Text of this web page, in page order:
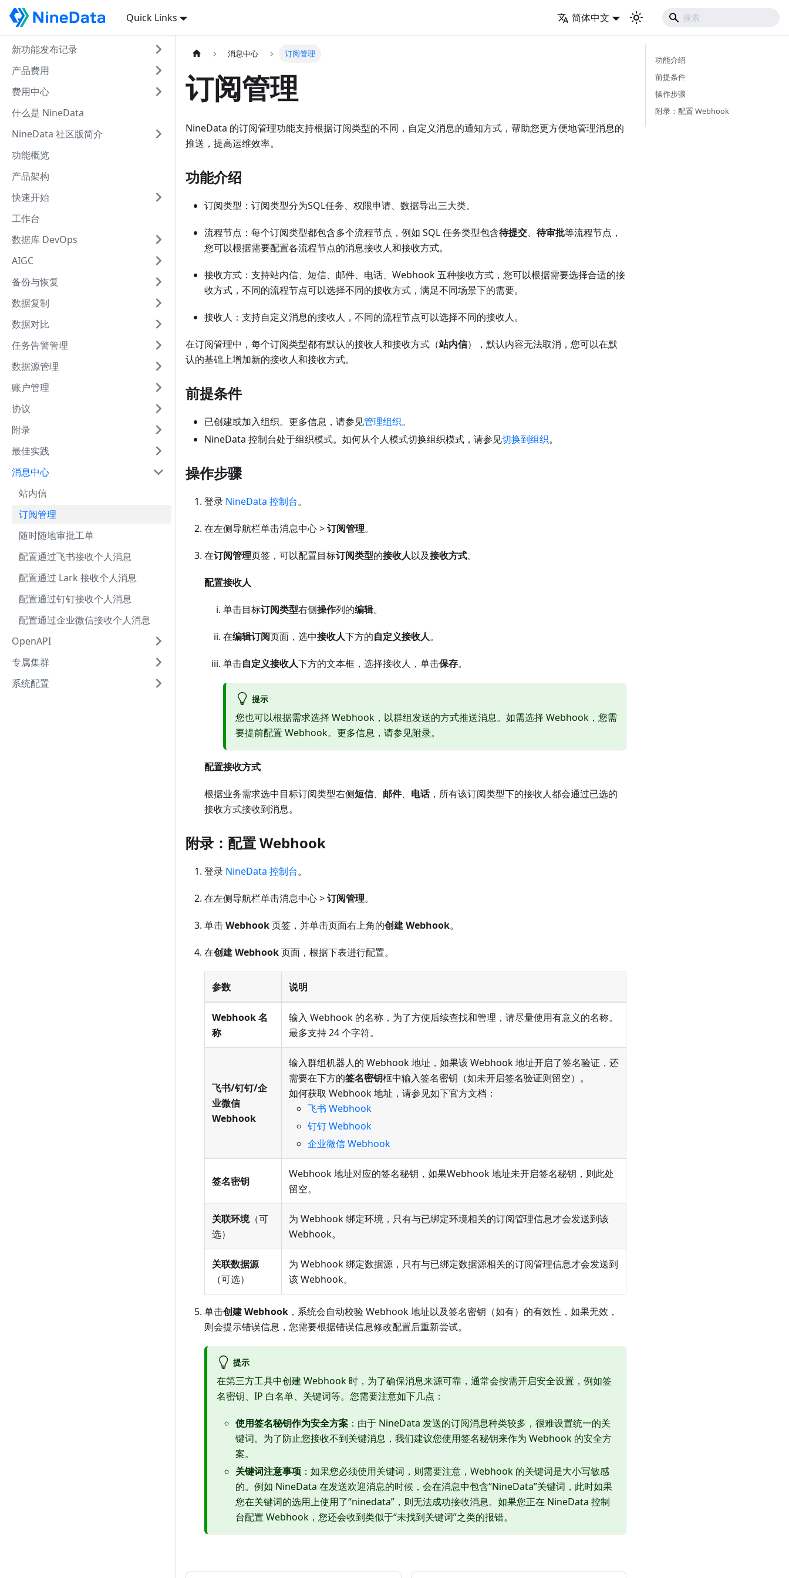
Quick Links 简体中文
新功能发布记录
产品费用
费用中心
什么是 NineData
NineData 社区版简介
功能概览
产品架构
快速开始
工作台
数据库 DevOps
AIGC
备份与恢复
数据复制
数据对比
任务告警管理
数据源管理
账户管理
协议
附录
最佳实践
消息中心
站内信
订阅管理
随时随地审批工单
配置通过飞书接收个人消息
配置通过 Lark 接收个人消息
配置通过钉钉接收个人消息
配置通过企业微信接收个人消息
OpenAPI
专属集群
系统配置
消息中心 订阅管理
订阅管理
NineData 的订阅管理功能支持根据订阅类型的不同，自定义消息的通知方式，帮助您更方便地管理消息的
推送，提高运维效率。
功能介绍
订阅类型：订阅类型分为SQL任务、权限申请、数据导出三大类。
流程节点：每个订阅类型都包含多个流程节点，例如 SQL 任务类型包含待提交、 待审批等流程节点，
您可以根据需要配置各流程节点的消息接收人和接收方式。
接收方式：支持站内信、短信、邮件、电话、Webhook 五种接收方式，您可以根据需要选择合适的接
收方式，不同的流程节点可以选择不同的接收方式，满足不同场景下的需要。
接收人：支持自定义消息的接收人，不同的流程节点可以选择不同的接收人。
在订阅管理中，每个订阅类型都有默认的接收人和接收方式（站内信），默认内容无法取消，您可以在默
认的基础上增加新的接收人和接收方式。
前提条件
已创建或加入组织。更多信息，请参见管理组织。
NineData 控制台处于组织模式。如何从个人模式切换组织模式，请参见切换到组织。
操作步骤
登录 NineData 控制台。
在左侧导航栏单击消息中心 >订阅管理。
在订阅管理页签，可以配置目标订阅类型的接收人以及接收方式。
配置接收人
单击目标订阅类型右侧操作列的编辑。
在编辑订阅页面，选中接收人下方的自定义接收人。
单击自定义接收人下方的文本框，选择接收人，单击保存。
提示
您也可以根据需求选择 Webhook，以群组发送的方式推送消息。如需选择 Webhook，您需
要提前配置 Webhook。更多信息，请参见附录。
配置接收方式
根据业务需求选中目标订阅类型右侧短信、 邮件、 电话，所有该订阅类型下的接收人都会通过已选的
接收方式接收到消息。
附录：配置 Webhook
登录 NineData 控制台。
在左侧导航栏单击消息中心 >订阅管理。
单击Webhook页签，并单击页面右上角的创建 Webhook。
在创建 Webhook页面，根据下表进行配置。
参数 说明
Webhook 名
称
输入 Webhook 的名称，为了方便后续查找和管理，请尽量使用有意义的名称。
最多支持 24 个字符。
飞书/钉钉/企
业微信
Webhook
输入群组机器人的 Webhook 地址，如果该 Webhook 地址开启了签名验证，还
需要在下方的签名密钥框中输入签名密钥（如未开启签名验证则留空）。
如何获取 Webhook 地址，请参见如下官方文档：
飞书 Webhook
钉钉 Webhook
企业微信 Webhook
签名密钥
Webhook 地址对应的签名秘钥，如果Webhook 地址未开启签名秘钥，则此处
留空。
关联环境（可
选）
为 Webhook 绑定环境，只有与已绑定环境相关的订阅管理信息才会发送到该
Webhook。
关联数据源
（可选）
为 Webhook 绑定数据源，只有与已绑定数据源相关的订阅管理信息才会发送到
该 Webhook。
单击创建 Webhook ，系统会自动校验 Webhook 地址以及签名密钥（如有）的有效性，如果无效，
则会提示错误信息，您需要根据错误信息修改配置后重新尝试。
提示
在第三方工具中创建 Webhook 时，为了确保消息来源可靠，通常会按需开启安全设置，例如签
名密钥、IP 白名单、关键词等。您需要注意如下几点：
使用签名秘钥作为安全方案 ：由于 NineData 发送的订阅消息种类较多，很难设置统一的关
键词。为了防止您接收不到关键消息，我们建议您使用签名秘钥来作为 Webhook 的安全方
案。
关键词注意事项 ：如果您必须使用关键词，则需要注意，Webhook 的关键词是大小写敏感
的。例如 NineData 在发送欢迎消息的时候，会在消息中包含“NineData”关键词，此时如果
您在关键词的选用上使用了“ninedata”，则无法成功接收消息。如果您正在 NineData 控制
台配置 Webhook，您还会收到类似于“未找到关键词”之类的报错。
功能介绍
前提条件
操作步骤
附录：配置 Webhook